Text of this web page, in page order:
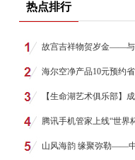
热点排行
故宫吉祥物贺岁金——与
海尔空净产品10元预约
【生命湖艺术俱乐部】
腾讯手机管家上线“世界
山风海韵 缘聚弥勒——